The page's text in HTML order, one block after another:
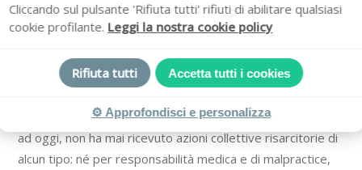
Class action
servizi sanitari e socio-sanitari in convenzione con il SSR,
ad oggi, non ha mai ricevuto azioni collettive risarcitorie di
alcun tipo: né per responsabilità medica e di malpractice,
Cliccando sul pulsante 'Rifiuta tutti' rifiuti di abilitare qualsiasi
cookie profilante. Leggi la nostra cookie policy
⚙ Approfondisci e personalizza
Rifiuta tutti Accetta tutti i cookies